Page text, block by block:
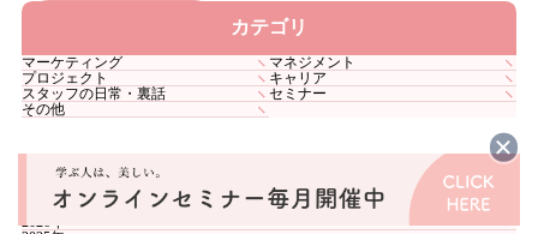
カテゴリ
マーケティング
マネジメント
プロジェクト
キャリア
スタッフの日常・裏話
セミナー
その他
アーカイブ
2026年